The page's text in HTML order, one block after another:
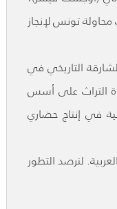
تونس لإنجاز
التاريخي في
التراث على أسس
في إنتاج حضاري
لنرصد التطور